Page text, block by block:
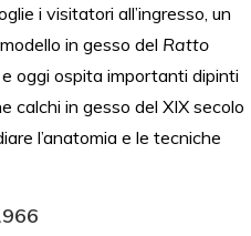
i visitatori all’ingresso, un
in gesso del Ratto
oggi ospita importanti dipinti
calchi in gesso del XIX secolo
l’anatomia e le tecniche